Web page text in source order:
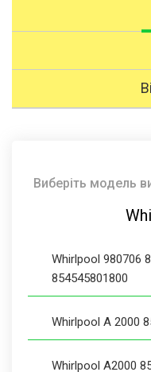
Виберіть модель
Whirlpool 980706
854545801800
Whirlpool A 2000
Whirlpool A2000